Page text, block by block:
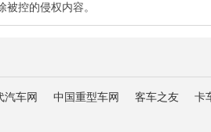
控的侵权内容。
汽车网 中国重型车网 客车之友 卡